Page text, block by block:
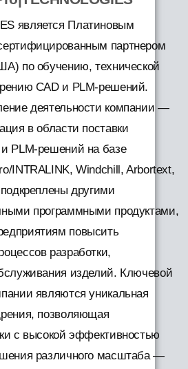
является Платиновым
партнером
по обучению, технической
CAD и PLM-решений.
деятельности компании —
в области поставки
PLM-решений на базе
INTRALINK, Windchill, Arbortext,
другими
программными продуктами,
повысить
разработки,
изделий. Ключевой
являются уникальная
позволяющая
с высокой эффективностью
различного масштаба —